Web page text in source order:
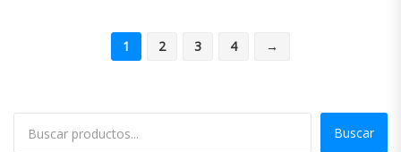
1 2 3 4 →
Buscar